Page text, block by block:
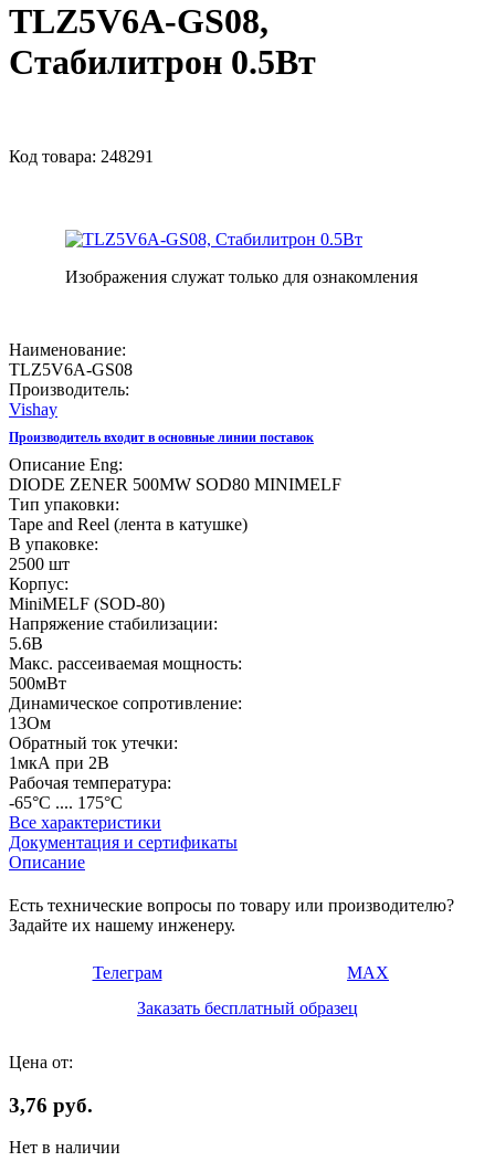
TLZ5V6A-GS08,
Стабилитрон 0.5Вт
Код товара: 248291
Изображения служат только для ознакомления
Наименование:
TLZ5V6A-GS08
Производитель:
Vishay
Производитель входит в основные линии поставок
Описание Eng:
DIODE ZENER 500MW SOD80 MINIMELF
Тип упаковки:
Tape and Reel (лента в катушке)
В упаковке:
2500 шт
Корпус:
MiniMELF (SOD-80)
Напряжение стабилизации:
5.6В
Макс. рассеиваемая мощность:
500мВт
Динамическое сопротивление:
13Ом
Обратный ток утечки:
1мкА при 2В
Рабочая температура:
-65°C .... 175°C
Все характеристики
Документация и сертификаты
Описание
Есть технические вопросы по товару или производителю?
Задайте их нашему инженеру.
Телеграм
MAX
Заказать бесплатный образец
Цена от:
3,76 руб.
Нет в наличии